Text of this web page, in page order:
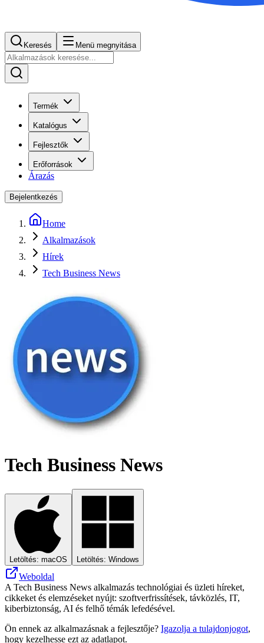
Keresés Menü megnyitása
Termék
Katalógus
Fejlesztők
Erőforrások
Árazás
Bejelentkezés
Home
Alkalmazások
Hírek
Tech Business News
Tech Business News
Letöltés: macOS Letöltés: Windows
Weboldal
A Tech Business News alkalmazás technológiai és üzleti híreket,
cikkeket és elemzéseket nyújt: szoftverfrissítések, távközlés, IT,
kiberbiztonság, AI és felhő témák lefedésével.
Ön ennek az alkalmazásnak a fejlesztője? Igazolja a tulajdonjogot,
hogy kezelhesse ezt az adatlapot.